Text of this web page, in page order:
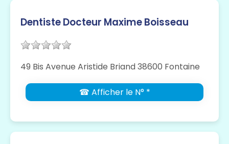
Dentiste Docteur Maxime Boisseau
49 Bis Avenue Aristide Briand 38600 Fontaine
☎ Afficher le N° *